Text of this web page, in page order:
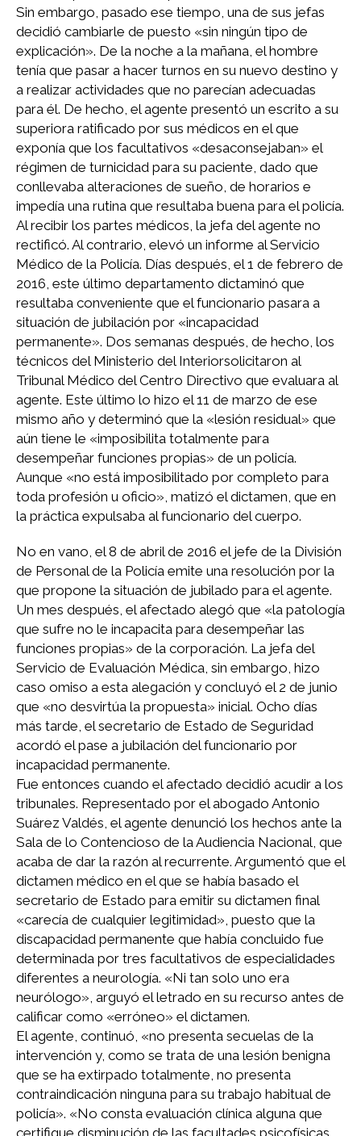
Sin embargo, pasado ese tiempo, una de sus jefas
decidió cambiarle de puesto «sin ningún tipo de
explicación». De la noche a la mañana, el hombre
tenía que pasar a hacer turnos en su nuevo destino y
a realizar actividades que no parecían adecuadas
para él. De hecho, el agente presentó un escrito a su
superiora ratificado por sus médicos en el que
exponía que los facultativos «desaconsejaban» el
régimen de turnicidad para su paciente, dado que
conllevaba alteraciones de sueño, de horarios e
impedía una rutina que resultaba buena para el policía.
Al recibir los partes médicos, la jefa del agente no
rectificó. Al contrario, elevó un informe al Servicio
Médico de la Policía. Días después, el 1 de febrero de
2016, este último departamento dictaminó que
resultaba conveniente que el funcionario pasara a
situación de jubilación por «incapacidad
permanente». Dos semanas después, de hecho, los
técnicos del Ministerio del Interiorsolicitaron al
Tribunal Médico del Centro Directivo que evaluara al
agente. Este último lo hizo el 11 de marzo de ese
mismo año y determinó que la «lesión residual» que
aún tiene le «imposibilita totalmente para
desempeñar funciones propias» de un policía.
Aunque «no está imposibilitado por completo para
toda profesión u oficio», matizó el dictamen, que en
la práctica expulsaba al funcionario del cuerpo.
No en vano, el 8 de abril de 2016 el jefe de la División
de Personal de la Policía emite una resolución por la
que propone la situación de jubilado para el agente.
Un mes después, el afectado alegó que «la patología
que sufre no le incapacita para desempeñar las
funciones propias» de la corporación. La jefa del
Servicio de Evaluación Médica, sin embargo, hizo
caso omiso a esta alegación y concluyó el 2 de junio
que «no desvirtúa la propuesta» inicial. Ocho días
más tarde, el secretario de Estado de Seguridad
acordó el pase a jubilación del funcionario por
incapacidad permanente.
Fue entonces cuando el afectado decidió acudir a los
tribunales. Representado por el abogado Antonio
Suárez Valdés, el agente denunció los hechos ante la
Sala de lo Contencioso de la Audiencia Nacional, que
acaba de dar la razón al recurrente. Argumentó que el
dictamen médico en el que se había basado el
secretario de Estado para emitir su dictamen final
«carecía de cualquier legitimidad», puesto que la
discapacidad permanente que había concluido fue
determinada por tres facultativos de especialidades
diferentes a neurología. «Ni tan solo uno era
neurólogo», arguyó el letrado en su recurso antes de
calificar como «erróneo» el dictamen.
El agente, continuó, «no presenta secuelas de la
intervención y, como se trata de una lesión benigna
que se ha extirpado totalmente, no presenta
contraindicación ninguna para su trabajo habitual de
policía». «No consta evaluación clínica alguna que
certifique disminución de las facultades psicofísicas